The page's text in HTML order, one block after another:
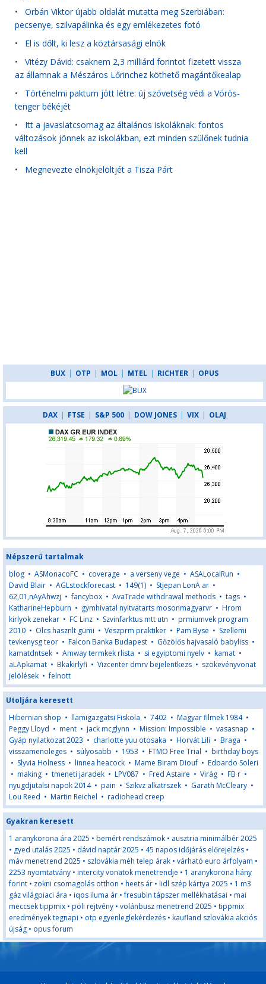
• Orbán Viktor újabb oldalát mutatta meg Szerbiában:
pecsenye, szilvapálinka és egy emlékezetes fotó
• El is dőlt, ki lesz a köztársasági elnök
• Vitézy Dávid: csaknem 2,3 milliárd forintot fizetett vissza
az államnak a Mészáros Lőrinchez köthető magántőkealap
• Történelmi paktum jött létre: új szövetség védi a Vörös-
tenger békéjét
• Itt a javaslatcsomag az általános iskoláknak: fontos
változások jönnek az iskolákban, ezt minden szülőnek tudnia
kell
• Megnevezte elnökjelöltjét a Tisza Párt
BUX | OTP | MOL | MTEL | RICHTER | OPUS
DAX | FTSE | S&P 500 | DOW JONES | VIX | OLAJ
Népszerű tartalmak
blog • ASMonacoFC • coverage • a verseny vege • ASALocalRun •
David Blair • AGLstockforecast • 149(1) • Stjepan LonÄ ar •
62,01,nAyAhwzj •fancybox • AvaTrade withdrawal methods • tags •
KatharineHepburn • gymhivatal nyitvatarts mosonmagyarvr • Hrom
kirlyok zenekar • FC Linz • Szvinfarktus mtt utn • prmiumvek program
2010 • Olcs hasznlt gumi • Veszprm praktiker • Pam Byse • Szellemi
tevkenysg teor • Falcon Banka Budapest • Gőzölős hajvasaló babyliss •
kamatdntsek • Amway termkek rlista • si egyiptomi nyelv • kamat •
aLApkamat • Bkakirlyfi • Vizcenter dmrv bejelentkezs • szökevényvonat
jelölések •felnott
Utoljára keresett
Hibernian shop • llamigazgatsi Fiskola • 7402 • Magyar filmek 1984•
Peggy Lloyd • ment • jack mcglynn • Mission: Impossible • vasasnap •
Gyáp nyilatkozat 2023 • charlotte yuu otosaka • Horvát Lili • Braga •
visszamenoleges • súlyosabb • 1953 • FTMO Free Trial • birthday boys
• Slyvia Holness • linnea heacock • Mame Biram Diouf • Edoardo Soleri
• making • tmeneti jaradek • LPV087 • Fred Astaire • Virág • FB r •
nyugdjutalsi napok 2014• pain • Szikvz alkatrszek • Garath McCleary •
Lou Reed • Martin Reichel • radiohead creep
Gyakran keresett
1 aranykorona ára 2025 • bemért rendszámok • ausztria minimálbér 2025
• gyed utalás 2025 • dávid naptár 2025 • 45 napos időjárás előrejelzés •
máv menetrend 2025 • szlovákia méh telep árak • várható euro árfolyam •
2253 nyomtatvány • intercity vonatok menetrendje • 1 aranykorona hány
forint • zokni csomagolás otthon • heets ár • lidl szép kártya 2025 • 1 m3
gáz világpiaci ára • iqos iluma ár •fresubin tápszer mellékhatásai • mai
meccsek tippmix • pöli rejtvény • volánbusz menetrend 2025 • tippmix
eredmények tegnapi • otp egyenleglekérdezés • kaufland szlovákia akciós
újság • opus forum